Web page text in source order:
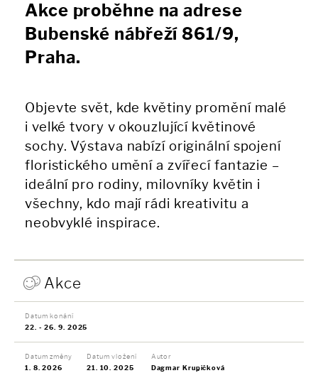
Akce proběhne na adrese
Bubenské nábřeží 861/9,
Praha.
Objevte svět, kde květiny promění malé
i velké tvory v okouzlující květinové
sochy. Výstava nabízí originální spojení
floristického umění a zvířecí fantazie –
ideální pro rodiny, milovníky květin i
všechny, kdo mají rádi kreativitu a
neobvyklé inspirace.
Akce
Datum konání
22. - 26. 9. 2025
Datum změny
1. 8. 2026
Datum vložení
21. 10. 2025
Autor
Dagmar Krupičková